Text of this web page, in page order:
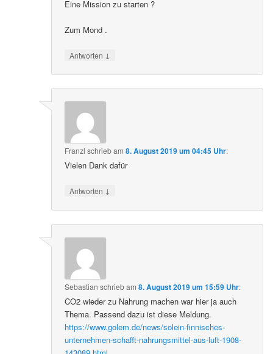
Eine Mission zu starten ?
Zum Mond .
Antworten ↓
Franzl schriebam8. August 2019 um 04:45 Uhr:
Vielen Dank dafür
Antworten ↓
Sebastian schriebam8. August 2019 um 15:59 Uhr:
CO2 wieder zu Nahrung machen war hier ja auch
Thema. Passend dazu ist diese Meldung.
https://www.golem.de/news/solein-finnisches-
unternehmen-schafft-nahrungsmittel-aus-luft-1908-